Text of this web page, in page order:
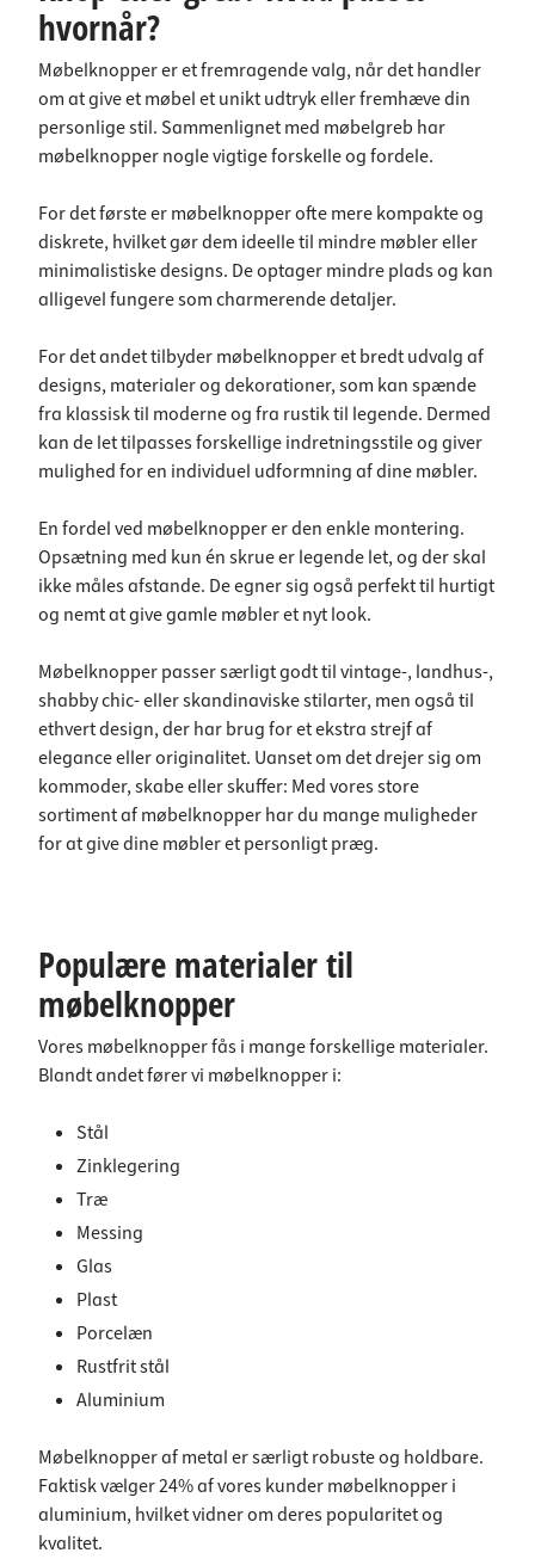
hvornår?
Møbelknopper er et fremragende valg, når det handler
om at give et møbel et unikt udtryk eller fremhæve din
personlige stil. Sammenlignet med møbelgreb har
møbelknopper nogle vigtige forskelle og fordele.
For det første er møbelknopper ofte mere kompakte og
diskrete, hvilket gør dem ideelle til mindre møbler eller
minimalistiske designs. De optager mindre plads og kan
alligevel fungere som charmerende detaljer.
For det andet tilbyder møbelknopper et bredt udvalg af
designs, materialer og dekorationer, som kan spænde
fra klassisk til moderne og fra rustik til legende. Dermed
kan de let tilpasses forskellige indretningsstile og giver
mulighed for en individuel udformning af dine møbler.
En fordel ved møbelknopper er den enkle montering.
Opsætning med kun én skrue er legende let, og der skal
ikke måles afstande. De egner sig også perfekt til hurtigt
og nemt at give gamle møbler et nyt look.
Møbelknopper passer særligt godt til vintage-, landhus-,
shabby chic- eller skandinaviske stilarter, men også til
ethvert design, der har brug for et ekstra strejf af
elegance eller originalitet. Uanset om det drejer sig om
kommoder, skabe eller skuffer: Med vores store
sortiment af møbelknopper har du mange muligheder
for at give dine møbler et personligt præg.
Populære materialer til
møbelknopper
Vores møbelknopper fås i mange forskellige materialer.
Blandt andet fører vi møbelknopper i:
Stål
Zinklegering
Træ
Messing
Glas
Plast
Porcelæn
Rustfrit stål
Aluminium
Møbelknopper af metal er særligt robuste og holdbare.
Faktisk vælger 24% af vores kunder møbelknopper i
aluminium, hvilket vidner om deres popularitet og
kvalitet.